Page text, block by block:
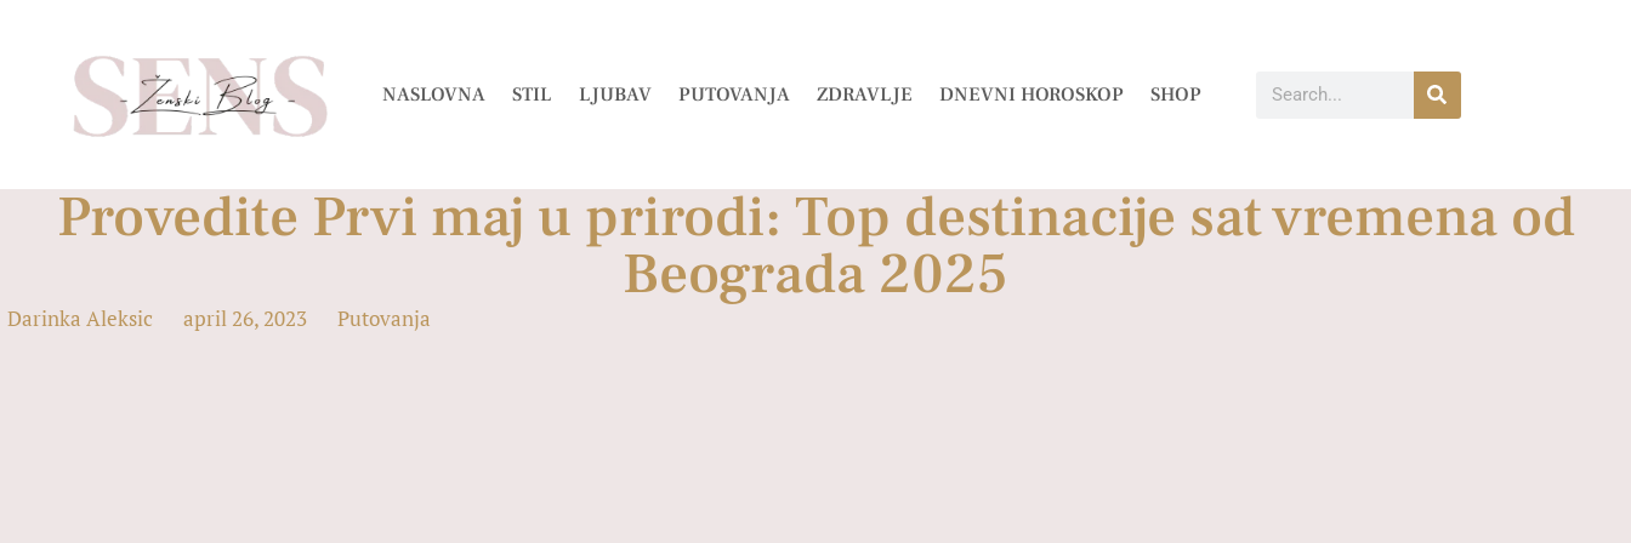
NASLOVNA STIL LJUBAV PUTOVANJA ZDRAVLJE DNEVNI HOROSKOP SHOP
Provedite Prvi maj u prirodi: Top destinacije sat vremena od
Beograda 2025
Darinka Aleksic april 26, 2023 Putovanja